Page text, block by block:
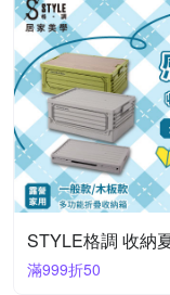
STYLE格調 收納
滿999折50